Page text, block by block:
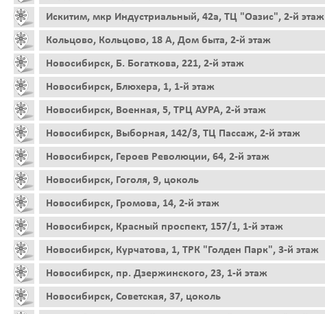
Искитим, мкр Индустриальный, 42а, ТЦ "Оазис", 2-й этаж
Кольцово, Кольцово, 18 А, Дом быта, 2-й этаж
Новосибирск, Б. Богаткова, 221, 2-й этаж
Новосибирск, Блюхера, 1, 1-й этаж
Новосибирск, Военная, 5, ТРЦ АУРА, 2-й этаж
Новосибирск, Выборная, 142/3, ТЦ Пассаж, 2-й этаж
Новосибирск, Героев Революции, 64, 2-й этаж
Новосибирск, Гоголя, 9, цоколь
Новосибирск, Громова, 14, 2-й этаж
Новосибирск, Красный проспект, 157/1, 1-й этаж
Новосибирск, Курчатова, 1, ТРК "Голден Парк", 3-й этаж
Новосибирск, пр. Дзержинского, 23, 1-й этаж
Новосибирск, Советская, 37, цоколь